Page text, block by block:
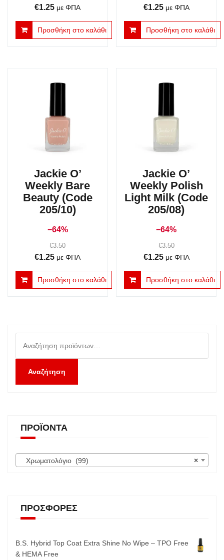
Original
price
was:
€1.25Η
τρέχουσα
τιμή
με ΦΠΑ
Προσθήκη στο καλάθι
Original
price
was:
€1.25Η
τρέχουσα
τιμή
με ΦΠΑ
Προσθήκη στο καλάθι
Jackie O’
Weekly Bare
Beauty (Code
205/10)
−64%
€3.50
Original
price
was:
€1.25Η
τρέχουσα
τιμή
με ΦΠΑ
Προσθήκη στο καλάθι
Jackie O’
Weekly Polish
Light Milk (Code
205/08)
−64%
€3.50
Original
price
was:
€1.25Η
τρέχουσα
τιμή
με ΦΠΑ
Προσθήκη στο καλάθι
για:
Αναζήτηση
ΠΡΟΪΌΝΤΑ
×
Χρωματολόγιο (99)
ΠΡΟΣΦΟΡΈΣ
B.S. Hybrid Top Coat Extra Shine No Wipe – TPO Free
& HEMA Free